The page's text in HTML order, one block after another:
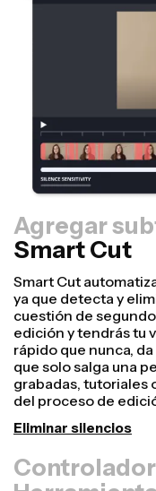
Agregar
Smart Cut
Reutiliza tus vídeos
profesional con la
lienzo. Con unos
ajustarlo hasta el
plataforma, da igual
Instagram, Twitter o
Cambiar tamaño de
Limpiar